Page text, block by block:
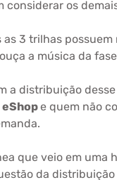
os
3 trilhas
a música da
a distribuição
eShope quem não
que veio em uma
da